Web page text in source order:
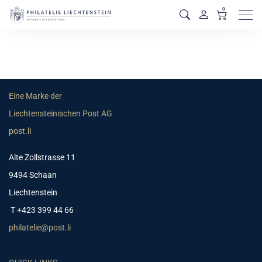
0
Eine Marke der
Liechtensteinischen Post AG
post.li
Alte Zollstrasse 11
9494 Schaan
Liechtenstein
T +423 399 44 66
philatelie@post.li